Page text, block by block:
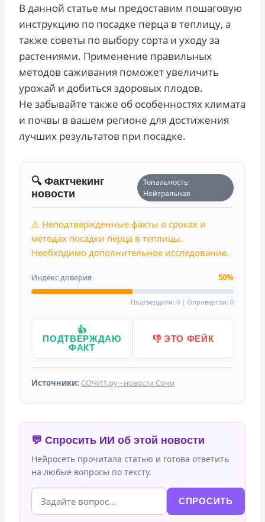
В данной статье мы предоставим пошаговую
инструкцию по посадке перца в теплицу, а
также советы по выбору сорта и уходу за
растениями. Применение правильных
методов саживания поможет увеличить
урожай и добиться здоровых плодов.
Не забывайте также об особенностях климата
и почвы в вашем регионе для достижения
лучших результатов при посадке.
🔍 Фактчекинг
новости
Тональность:
Нейтральная
⚠️ Неподтвержденные факты о сроках и
методах посадки перца в теплицы.
Необходимо дополнительное исследование.
Индекс доверия 50%
Подтвердили: 0 | Опровергли: 0
👍
ПОДТВЕРЖДАЮ
ФАКТ
👎 ЭТО ФЕЙК
Источники: СОЧИ1.ру - новости Сочи
💬 Спросить ИИ об этой новости
Нейросеть прочитала статью и готова ответить
на любые вопросы по тексту.
СПРОСИТЬ